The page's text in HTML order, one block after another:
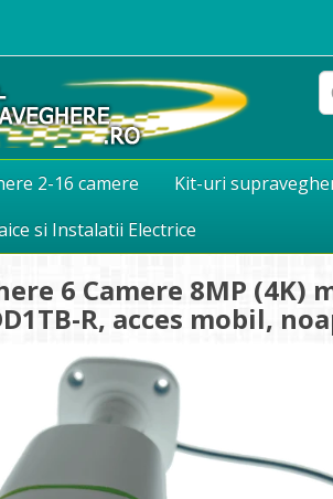
2-16 camere Kit-uri
si Instalatii Electrice
6 Camere 8MP
R, acces mobil,